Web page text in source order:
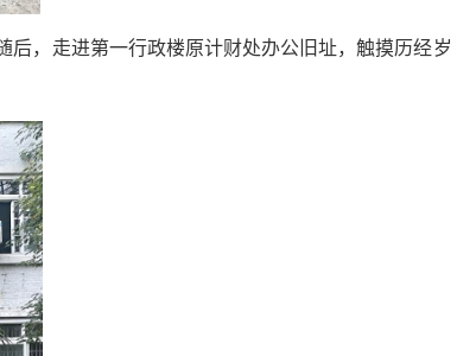
，走进第一行政楼原计财处办公旧址，触摸历经岁